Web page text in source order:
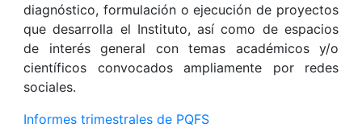
diagnóstico, formulación o ejecución de proyectos
que desarrolla el Instituto, así como de espacios
de interés general con temas académicos y/o
científicos convocados ampliamente por redes
sociales.
Informes trimestrales de PQFS